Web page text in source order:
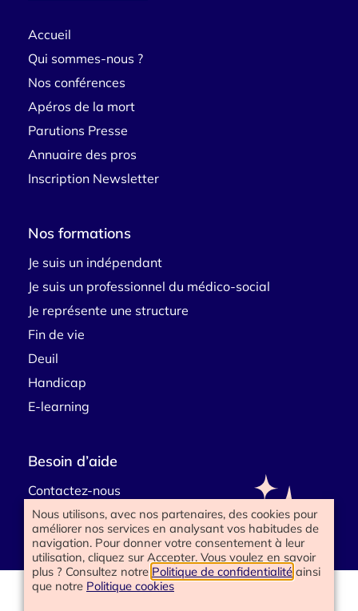
Accueil
Qui sommes-nous ?
Nos conférences
Apéros de la mort
Parutions Presse
Annuaire des pros
Inscription Newsletter
Nos formations
Je suis un indépendant
Je suis un professionnel du médico-social
Je représente une structure
Fin de vie
Deuil
Handicap
E-learning
Besoin d’aide
Contactez-nous
www.happyend.life 2025
Nous utilisons, avec nos partenaires, des cookies pour
améliorer nos services en analysant vos habitudes de
navigation. Pour donner votre consentement à leur
utilisation, cliquez sur Accepter. Vous voulez en savoir
plus ? Consultez notre Politique de confidentialité ainsi
que notre Politique cookies